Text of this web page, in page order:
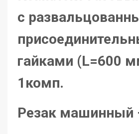
с
гайками (L=600
1комп.
Резак машинный